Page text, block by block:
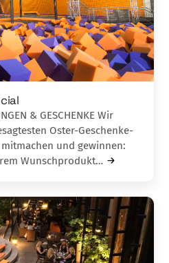
& GESCHENKE Wir
Oster-Geschenke-
und gewinnen:
Wunschprodukt…